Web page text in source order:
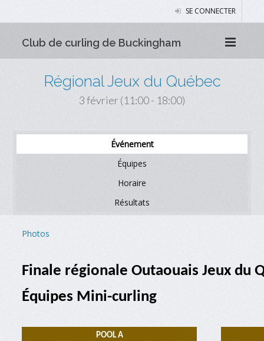
SE CONNECTER
Club de curling de Buckingham
Régional Jeux du Québec
3 février (11:00 - 18:00)
Événement
Équipes
Horaire
Résultats
Photos
Finale régionale Outaouais Jeux du
Équipes Mini-curling
POOL A